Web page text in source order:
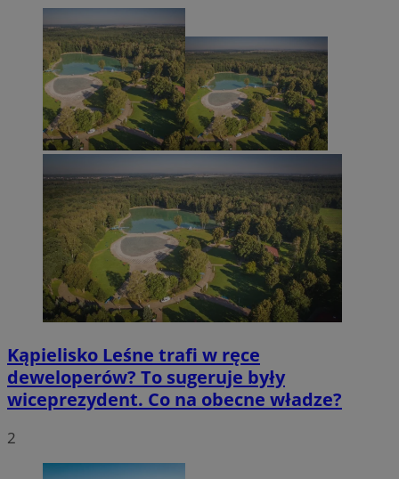
Kąpielisko Leśne trafi w ręce
deweloperów? To sugeruje były
wiceprezydent. Co na obecne władze?
2